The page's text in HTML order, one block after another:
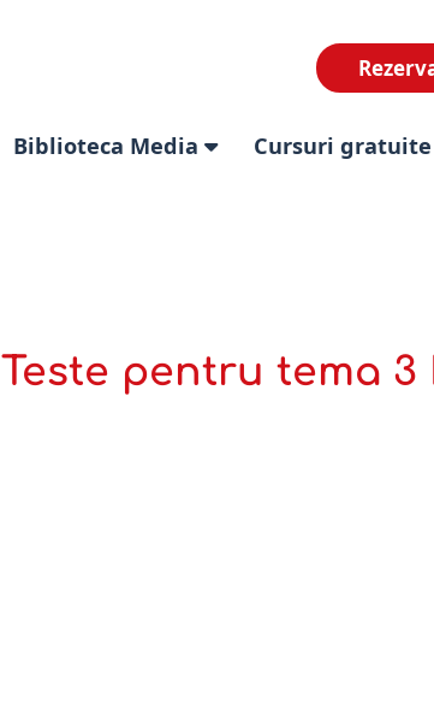
Biblioteca Media Cursuri gratuite
Teste pentru tema 3